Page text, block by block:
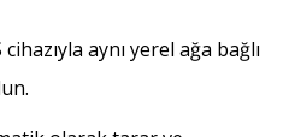
cihazıyla aynı yerel ağa bağlı